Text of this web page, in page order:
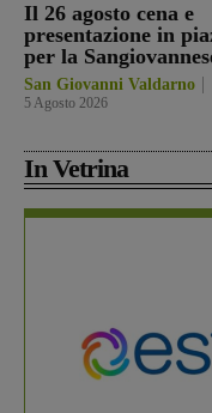
Il 26 agosto cena e
presentazione in
per la
San Giovanni Valdarno
5 Agosto 2026
In Vetrina